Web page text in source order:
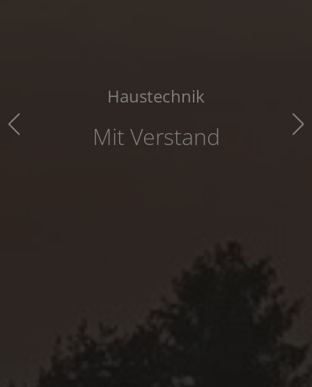
Jetzt Ihr Bad